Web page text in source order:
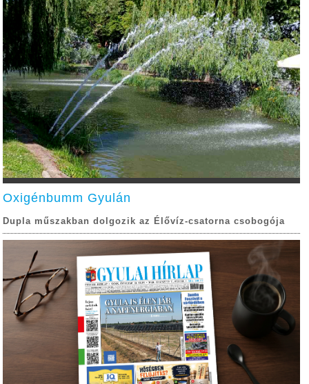
Oxigénbumm Gyulán
Dupla műszakban dolgozik az Élővíz-csatorna csobogója